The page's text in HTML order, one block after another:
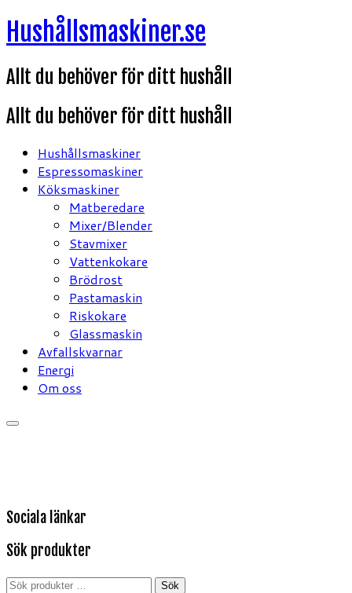
Hoppa
till
Hushållsmaskiner.se
Allt du behöver för ditt hushåll
Allt du behöver för ditt hushåll
Hushållsmaskiner
Espressomaskiner
Köksmaskiner
Matberedare
Mixer/Blender
Stavmixer
Vattenkokare
Brödrost
Pastamaskin
Riskokare
Glassmaskin
Avfallskvarnar
Energi
Om oss
Sociala länkar
Sök produkter
Sök
Sök